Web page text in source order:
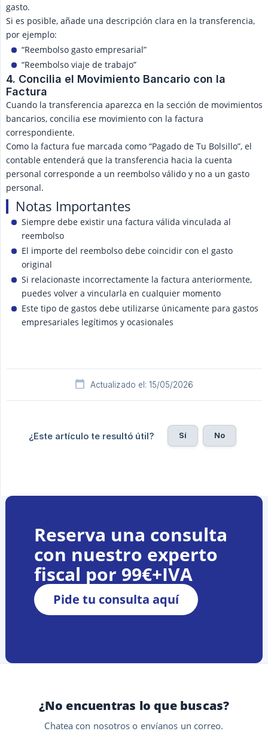
gasto.
Si es posible, añade una descripción clara en la transferencia,
por ejemplo:
“Reembolso gasto empresarial”
“Reembolso viaje de trabajo”
4. Concilia el Movimiento Bancario con la
Factura
Cuando la transferencia aparezca en la sección de movimientos
bancarios, concilia ese movimiento con la factura
correspondiente.
Como la factura fue marcada como “Pagado de Tu Bolsillo”, el
contable entenderá que la transferencia hacia la cuenta
personal corresponde a un reembolso válido y no a un gasto
personal.
Notas Importantes
Siempre debe existir una factura válida vinculada al
reembolso
El importe del reembolso debe coincidir con el gasto
original
Si relacionaste incorrectamente la factura anteriormente,
puedes volver a vincularla en cualquier momento
Este tipo de gastos debe utilizarse únicamente para gastos
empresariales legítimos y ocasionales
Actualizado el: 15/05/2026
¿Este artículo te resultó útil? Sí No
Reserva una consulta
con nuestro experto
fiscal por 99€+IVA
Pide tu consulta aquí
¿No encuentras lo que buscas?
Chatea con nosotros o envíanos un correo.